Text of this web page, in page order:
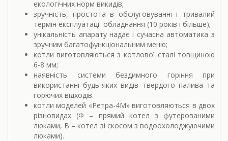
екологічних норм викидів;
зручність, простота в обслуговуванні і тривалий
термін експлуатації обладнання (10 років і більше);
унікальність апарату надає і сучасна автоматика з
зручним багатофункціональним меню;
котли виготовляються з котлової сталі товщиною
6-8 мм;
наявність системи бездимного горіння при
використанні будь-яких видів твердого палива та
горючих відходів.
котли моделей «Ретра-4М» виготовляються в двох
різновидах (Ф – прямий котел з футерованими
люками, В – котел зі скосом з водоохолоджуючими
люками).